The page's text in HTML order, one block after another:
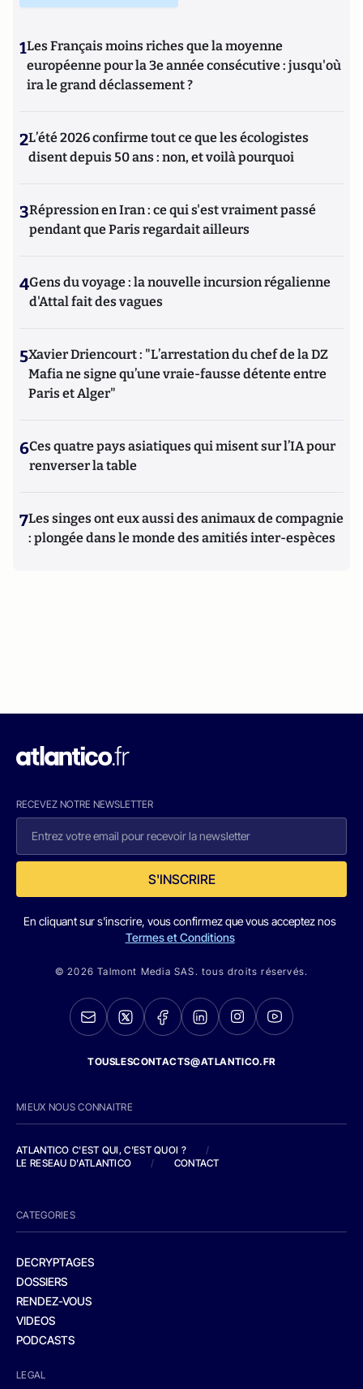
1Les Français moins riches que la moyenne
européenne pour la 3e année consécutive : jusqu'où
ira le grand déclassement ?
2L’été 2026 confirme tout ce que les écologistes
disent depuis 50 ans : non, et voilà pourquoi
3Répression en Iran : ce qui s'est vraiment passé
pendant que Paris regardait ailleurs
4Gens du voyage : la nouvelle incursion régalienne
d'Attal fait des vagues
5Xavier Driencourt : "L’arrestation du chef de la DZ
Mafia ne signe qu’une vraie-fausse détente entre
Paris et Alger"
6Ces quatre pays asiatiques qui misent sur l’IA pour
renverser la table
7Les singes ont eux aussi des animaux de compagnie
: plongée dans le monde des amitiés inter-espèces
RECEVEZ NOTRE NEWSLETTER
S'INSCRIRE
En cliquant sur s'inscrire, vous confirmez que vous acceptez nos
Termes et Conditions
© 2026 Talmont Media SAS. tous droits réservés.
TOUSLESCONTACTS@ATLANTICO.FR
MIEUX NOUS CONNAITRE
ATLANTICO C'EST QUI, C'EST QUOI ?
/
LE RESEAU D'ATLANTICO
/ CONTACT
CATEGORIES
DECRYPTAGES
DOSSIERS
RENDEZ-VOUS
VIDEOS
PODCASTS
LEGAL